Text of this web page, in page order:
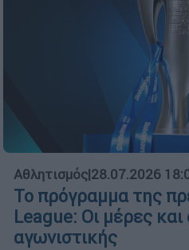
Αθλητισμός|28.07.2026
Το πρόγραμμα της
League: Οι μέρες
αγωνιστικής